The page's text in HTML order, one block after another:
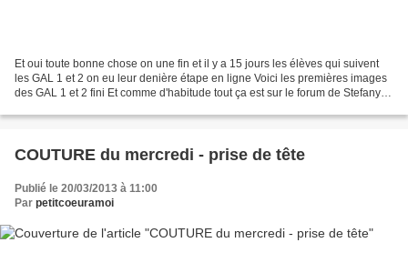
Et oui toute bonne chose on une fin et il y a 15 jours les élèves qui suivent
les GAL 1 et 2 on eu leur denière étape en ligne Voici les premières images
des GAL 1 et 2 fini Et comme d'habitude tout ça est sur le forum de Stefanyb
COUTURE du mercredi - prise de tête
Publié le 20/03/2013 à 11:00
Par petitcoeuramoi